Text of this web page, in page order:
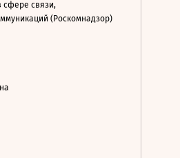
сфере связи,
(Роскомнадзор)